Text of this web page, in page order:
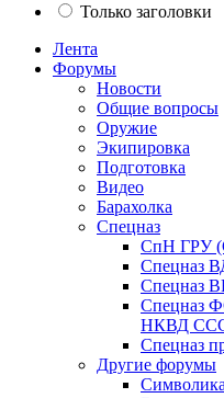
Только заголовки
Лента
Форумы
Новости
Общие вопросы
Оружие
Экипировка
Подготовка
Видео
Барахолка
Спецназ
СпН ГРУ
Спецназ
Спецназ
Спецназ
НКВД
Спецназ
Другие форумы